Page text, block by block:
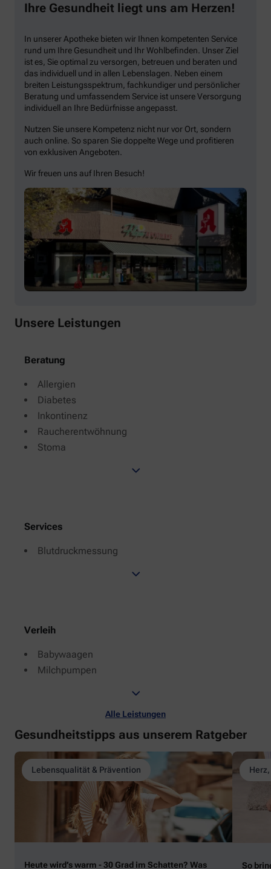
Ihre Gesundheit liegt uns am Herzen!
In unserer Apotheke bieten wir Ihnen kompetenten Service
rund um Ihre Gesundheit und Ihr Wohlbefinden. Unser Ziel
ist es, Sie optimal zu versorgen, betreuen und beraten und
das individuell und in allen Lebenslagen. Neben einem
breiten Leistungsspektrum, fachkundiger und persönlicher
Beratung und umfassendem Service ist unsere Versorgung
individuell an Ihre Bedürfnisse angepasst.
Nutzen Sie unsere Kompetenz nicht nur vor Ort, sondern
auch online. So sparen Sie doppelte Wege und profitieren
von exklusiven Angeboten.
Wir freuen uns auf Ihren Besuch!
Unsere Leistungen
Beratung
Allergien
Diabetes
Inkontinenz
Raucherentwöhnung
Stoma
Services
Blutdruckmessung
Verleih
Babywaagen
Milchpumpen
Alle Leistungen
Gesundheitstipps aus unserem Ratgeber
Lebensqualität & Prävention
Heute wird’s warm - 30 Grad im Schatten? Was
So